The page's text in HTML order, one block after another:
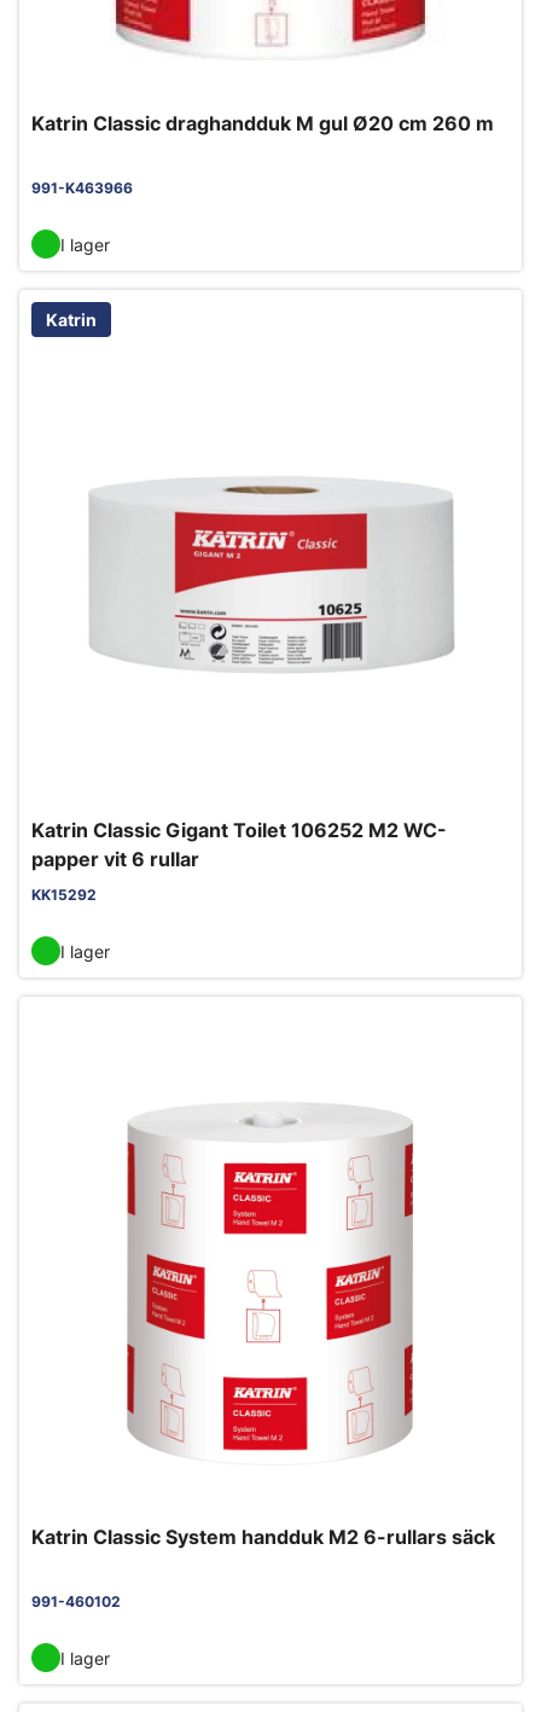
Katrin Classic draghandduk M gul Ø20 cm 260 m
991-K463966
I lager
Katrin
Katrin Classic Gigant Toilet 106252 M2 WC-
papper vit 6 rullar
KK15292
I lager
Katrin Classic System handduk M2 6-rullars säck
991-460102
I lager